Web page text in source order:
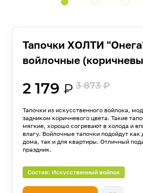
Тапочки ХОЛТИ
войлочные
2 179 ₽ 3 873₽
Тапочки из искусственного войлока,
задником коричневого цвета. Такие
мягкие, хорошо согревают в холода и
влагу. Войлочные тапочки подойдут как
дома, так и для квартиры. Отличный
праздник.
Состав: Искусственный войлок